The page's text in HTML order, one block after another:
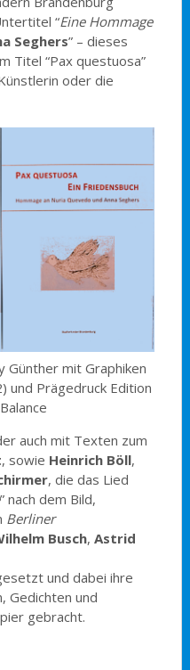
“Eine Hommage
Seghers” – dieses
Titel “Pax questuosa”
oder die
Günther mit Graphiken
und Prägedruck Edition
auch mit Texten zum
, sowie Heinrich Böll,
, die das Lied
” nach dem Bild,
Berliner
Busch, Astrid
und dabei ihre
Gedichten und
gebracht.